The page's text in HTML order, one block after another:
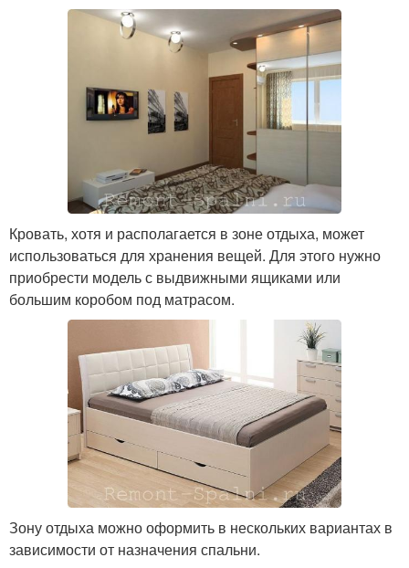
Кровать, хотя и располагается в зоне отдыха, может
использоваться для хранения вещей. Для этого нужно
приобрести модель с выдвижными ящиками или
большим коробом под матрасом.
Зону отдыха можно оформить в нескольких вариантах в
зависимости от назначения спальни.